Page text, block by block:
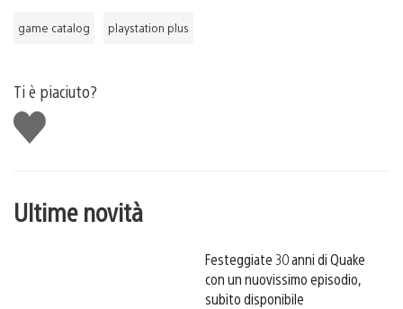
game catalog playstation plus
Ti è piaciuto?
Mi
piace
Ultime novità
Festeggiate 30 anni di Quake
con un nuovissimo episodio,
subito disponibile